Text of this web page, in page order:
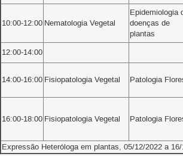
10:00-12:00 Nematologia Vegetal
Epidemiologia
doenças de
plantas
12:00-14:00
14:00-16:00 Fisiopatologia Vegetal Patologia
16:00-18:00 Fisiopatologia Vegetal Patologia
Expressão Heteróloga em plantas, 05/12/2022 a